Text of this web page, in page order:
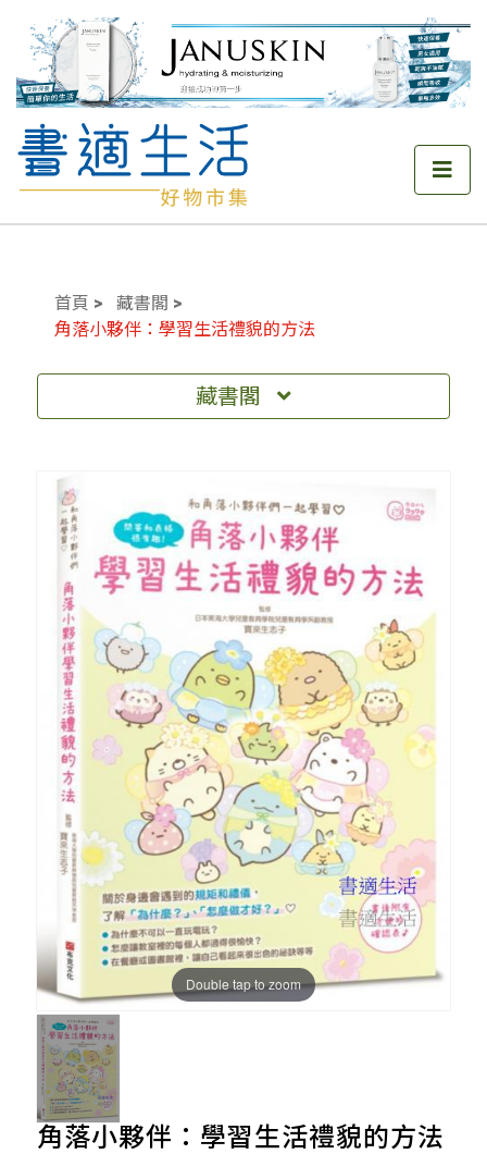
首頁
藏書閣
角落小夥伴：學習生活禮貌的方法
藏書閣
Double tap to zoom
角落小夥伴：學習生活禮貌的方法